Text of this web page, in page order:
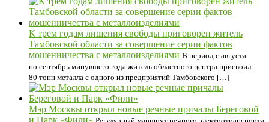
К трем годам лишения свободы приговорен житель
Тамбовской области за совершение серии фактов
мошенничества с металлоизделиями В период с августа
по сентябрь минувшего года житель областного центра присвоил
80 тонн металла с одного из предприятий Тамбовского […]
Мэр Москвы открыл новые речные причалы Береговой
и Парк «Фили»